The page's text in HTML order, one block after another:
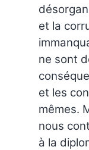
et la
ne sont
et les
mêmes.
nous
à la